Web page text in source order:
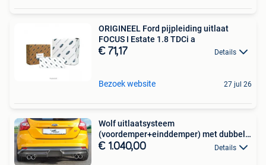
ORIGINEEL Ford pijpleiding uitlaat
FOCUS I Estate 1.8 TDCi a
€ 71,17 Details
Bezoek website 27 jul 26
Wolf uitlaatsysteem
(voordemper+einddemper) met dubbele
uitl
€ 1.040,00 Details